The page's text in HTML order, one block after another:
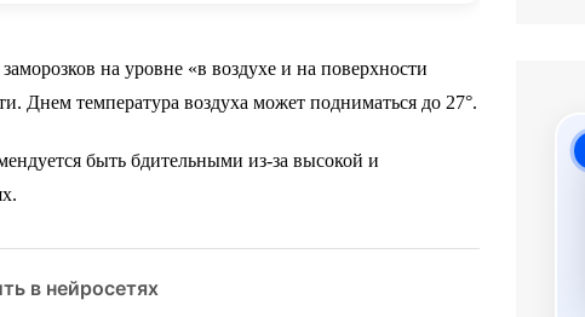
на уровне «в воздухе и на поверхности
Днем температура воздуха может подниматься до 27°.
быть бдительными из-за высокой и
в нейросетях